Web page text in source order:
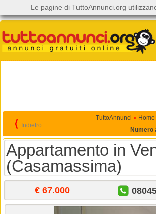
⟨ Indietro
TuttoAnnunci » Home
Numero
Appartamento in
(Casamassima)
€ 67.000
Le pagine di TuttoAnnunci.org